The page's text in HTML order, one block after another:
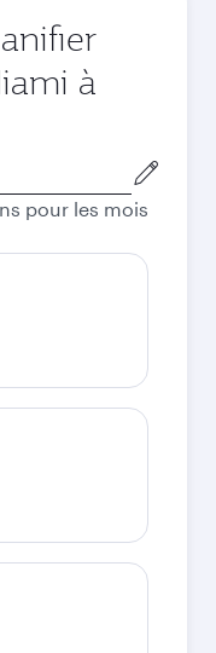
à
pour les mois